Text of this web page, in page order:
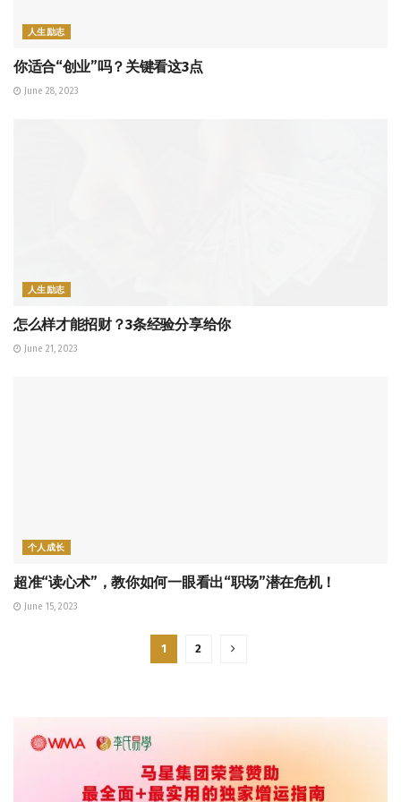
人生励志
你适合“创业”吗？关键看这3点
June 28, 2023
人生励志
怎么样才能招财？3条经验分享给你
June 21, 2023
个人成长
超准“读心术”，教你如何一眼看出“职场”潜在危机！
June 15, 2023
1 2